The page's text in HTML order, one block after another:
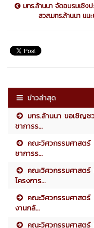
มทร.ล้านนา จัดอบรมเชิ
สวส.มทร.ล้านนา แน
ข่าวล่าสุด
มทร.ล้านนา ขอเชิญช
ชาการร...
คณะวิศวกรรมศาสตร์
ชาการร...
คณะวิศวกรรมศาสต
โครงการ...
คณะวิศวกรรมศาสตร์
งานกล้...
คณะวิศวกรรมศาสตร์